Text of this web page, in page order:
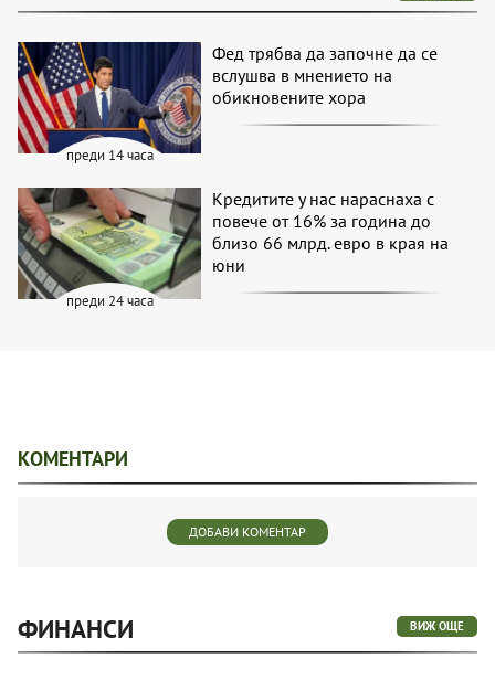
преди 14 часа
Фед трябва да започне да се
вслушва в мнението на
обикновените хора
преди 24 часа
Кредитите у нас нараснаха с
повече от 16% за година до
близо 66 млрд. евро в края на
юни
КОМЕНТАРИ
ДОБАВИ КОМЕНТАР
ФИНАНСИ ВИЖ ОЩЕ